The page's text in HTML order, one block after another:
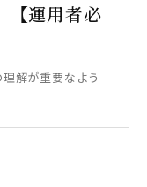
【運用者必
解が重要なよう